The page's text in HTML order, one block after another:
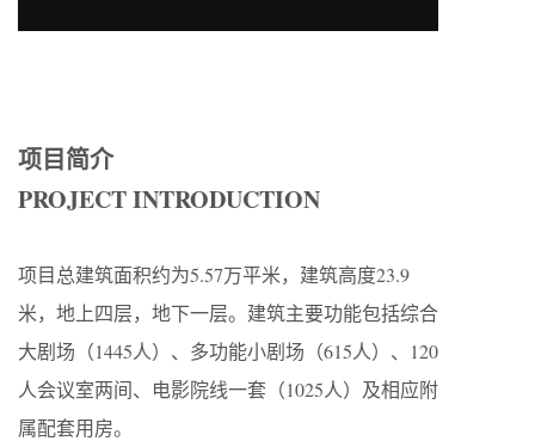
项目简介
PROJECT INTRODUCTION
项目总建筑面积约为5.57万平米，建筑高度23.9
米，地上四层，地下一层。建筑主要功能包括综合
大剧场（1445人）、多功能小剧场（615人）、120
人会议室两间、电影院线一套（1025人）及相应附
属配套用房。